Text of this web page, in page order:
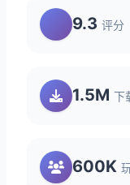
9.3 评分
1.5M 下
600K